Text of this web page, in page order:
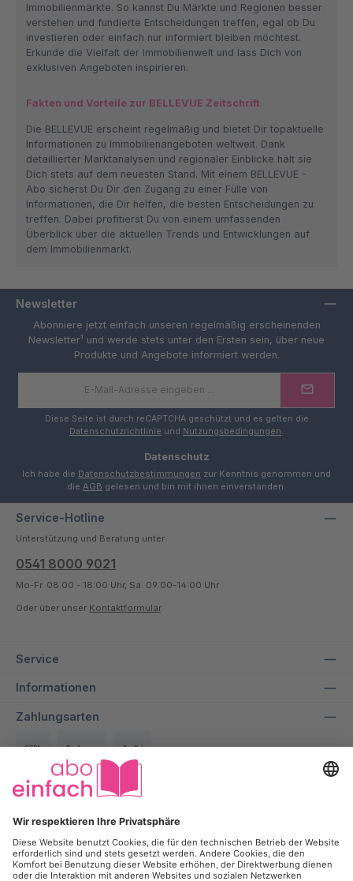
Immobilienmärkte. So kannst Du Märkte und Regionen besser
verstehen und fundierte Entscheidungen treffen, egal ob Du
investieren oder einfach nur informiert bleiben möchtest.
Erkunde die Vielfalt der Immobilienwelt und lass Dich von
exklusiven Angeboten inspirieren.
Fakten und Vorteile zur BELLEVUE Zeitschrift
Die BELLEVUE erscheint regelmäßig und bietet Dir topaktuelle
Informationen zu Immobilienangeboten weltweit. Dank
detaillierter Marktanalysen und regionaler Einblicke hält sie
Dich stets auf dem neuesten Stand. Mit einem BELLEVUE -
Abo sicherst Du Dir den Zugang zu einer Fülle von
Informationen, die Dir helfen, die besten Entscheidungen zu
treffen. Dabei profitierst Du von einem umfassenden
Überblick über die aktuellen Trends und Entwicklungen auf
dem Immobilienmarkt.
Newsletter
Abonniere jetzt einfach unseren regelmäßig erscheinenden
Newsletter¹ und werde stets unter den Ersten sein, über neue
Produkte und Angebote informiert werden.
Diese Seite ist durch reCAPTCHA geschützt und es gelten die
Datenschutzrichtlinie und Nutzungsbedingungen.
Datenschutz
Ich habe die Datenschutzbestimmungen zur Kenntnis genommen und
die AGB gelesen und bin mit ihnen einverstanden.
Service-Hotline
Unterstützung und Beratung unter:
0541 8000 9021
Mo-Fr. 08:00 - 18:00 Uhr, Sa. 09:00-14:00 Uhr
Oder über unser Kontaktformular.
Service
Informationen
Zahlungsarten
SEPA Rechnung PayPal
Über uns
Wir bei aboeinfach geben alles dafür, dir ein entspanntes und
50% auf deine Lieblingszeitschrift zu sparen.